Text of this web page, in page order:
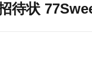
待状